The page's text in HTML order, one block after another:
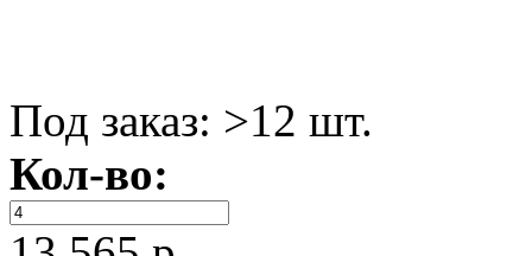
Под заказ: >12 шт.
Кол-во: